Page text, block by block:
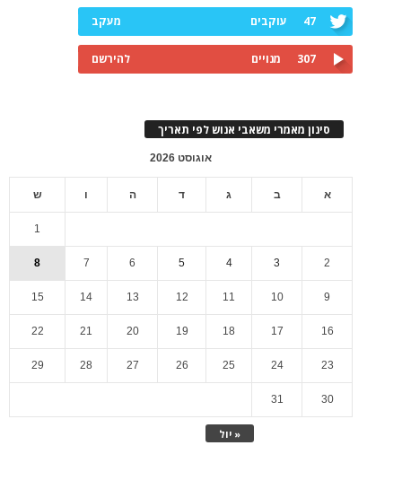
47 עוקבים מעקב
307 מנויים להירשם
סינון מאמרי משאבי אנוש לפי תאריך
אוגוסט 2026
א ב ג ד ה ו ש
« יול
1
2
3
4
5
6
7
8
9
10
11
12
13
14
15
16
17
18
19
20
21
22
23
24
25
26
27
28
29
30
31